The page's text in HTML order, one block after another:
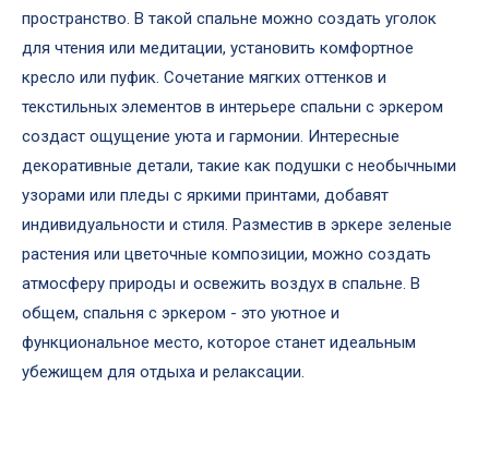
пространство. В такой спальне можно создать уголок
для чтения или медитации, установить комфортное
кресло или пуфик. Сочетание мягких оттенков и
текстильных элементов в интерьере спальни с эркером
создаст ощущение уюта и гармонии. Интересные
декоративные детали, такие как подушки с необычными
узорами или пледы с яркими принтами, добавят
индивидуальности и стиля. Разместив в эркере зеленые
растения или цветочные композиции, можно создать
атмосферу природы и освежить воздух в спальне. В
общем, спальня с эркером - это уютное и
функциональное место, которое станет идеальным
убежищем для отдыха и релаксации.